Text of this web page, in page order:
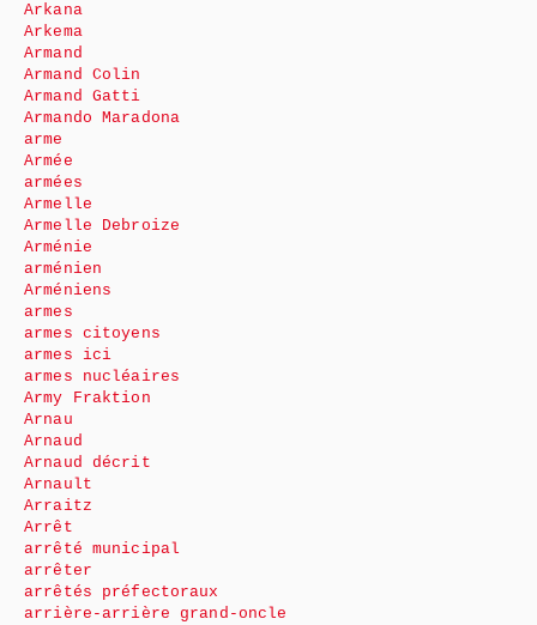
Arkana
Arkema
Armand
Armand Colin
Armand Gatti
Armando Maradona
arme
Armée
armées
Armelle
Armelle Debroize
Arménie
arménien
Arméniens
armes
armes citoyens
armes ici
armes nucléaires
Army Fraktion
Arnau
Arnaud
Arnaud décrit
Arnault
Arraitz
Arrêt
arrêté municipal
arrêter
arrêtés préfectoraux
arrière-arrière grand-oncle